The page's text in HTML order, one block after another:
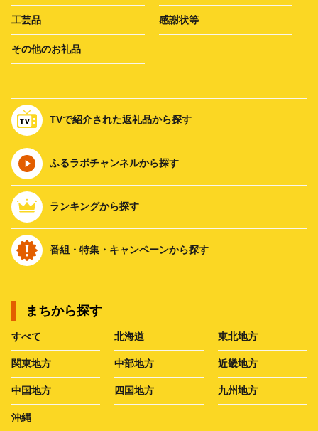
工芸品 感謝状等
その他のお礼品
TVで紹介された返礼品から探す
ふるラボチャンネルから探す
ランキングから探す
番組・特集・キャンペーンから探す
まちから探す
すべて 北海道 東北地方
関東地方 中部地方 近畿地方
中国地方 四国地方 九州地方
沖縄